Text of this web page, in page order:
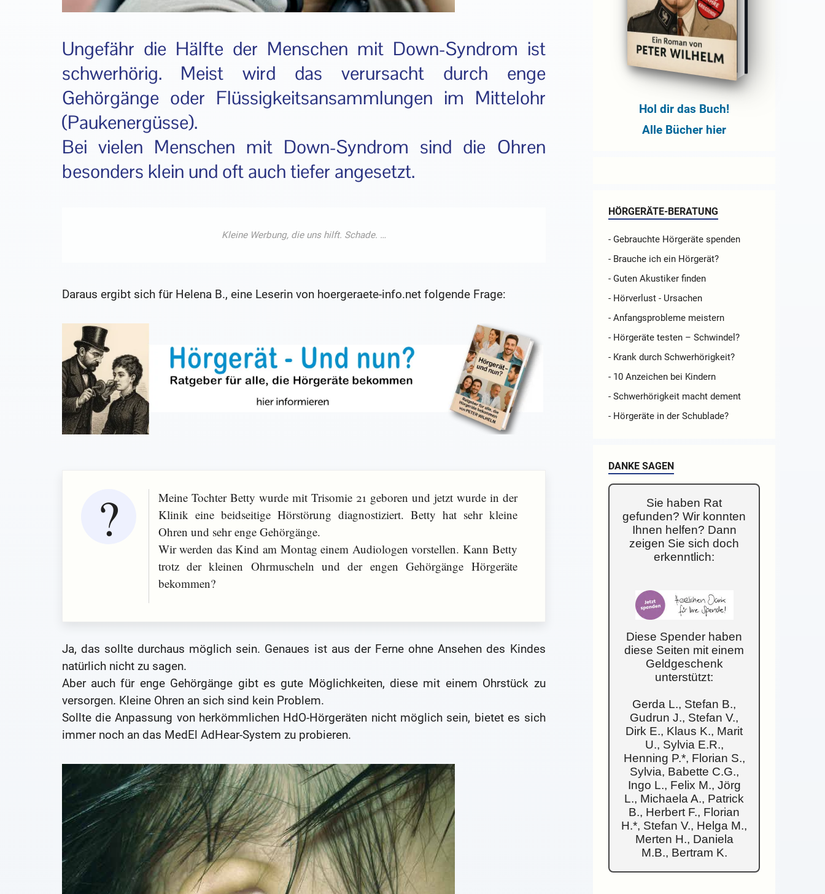
Ungefähr die Hälfte der Menschen mit Down-Syndrom ist
schwerhörig. Meist wird das verursacht durch enge
Gehörgänge oder Flüssigkeitsansammlungen im Mittelohr
(Paukenergüsse).
Bei vielen Menschen mit Down-Syndrom sind die Ohren
besonders klein und oft auch tiefer angesetzt.
Daraus ergibt sich für Helena B., eine Leserin von hoergeraete-info.net folgende Frage:
Meine Tochter Betty wurde mit Trisomie 21 geboren und jetzt wurde in der
Klinik eine beidseitige Hörstörung diagnostiziert. Betty hat sehr kleine
Ohren und sehr enge Gehörgänge.
Wir werden das Kind am Montag einem Audiologen vorstellen. Kann Betty
trotz der kleinen Ohrmuscheln und der engen Gehörgänge Hörgeräte
bekommen?
Ja, das sollte durchaus möglich sein. Genaues ist aus der Ferne ohne Ansehen des Kindes
natürlich nicht zu sagen.
Aber auch für enge Gehörgänge gibt es gute Möglichkeiten, diese mit einem Ohrstück zu
versorgen. Kleine Ohren an sich sind kein Problem.
Sollte die Anpassung von herkömmlichen HdO-Hörgeräten nicht möglich sein, bietet es sich
immer noch an das MedEl AdHear-System zu probieren.
Hol dir das Buch!
Alle Bücher hier
HÖRGERÄTE-BERATUNG
- Gebrauchte Hörgeräte spenden
- Brauche ich ein Hörgerät?
- Guten Akustiker finden
- Hörverlust - Ursachen
- Anfangsprobleme meistern
- Hörgeräte testen – Schwindel?
- Krank durch Schwerhörigkeit?
- 10 Anzeichen bei Kindern
- Schwerhörigkeit macht dement
- Hörgeräte in der Schublade?
DANKE SAGEN
Sie haben Rat
gefunden? Wir konnten
Ihnen helfen? Dann
zeigen Sie sich doch
erkenntlich:
Diese Spender haben
diese Seiten mit einem
Geldgeschenk
unterstützt:
Gerda L., Stefan B.,
Gudrun J., Stefan V.,
Dirk E., Klaus K., Marit
U., Sylvia E.R.,
Henning P.*, Florian S.,
Sylvia, Babette C.G.,
Ingo L., Felix M., Jörg
L., Michaela A., Patrick
B., Herbert F., Florian
H.*, Stefan V., Helga M.,
Merten H., Daniela
M.B., Bertram K.